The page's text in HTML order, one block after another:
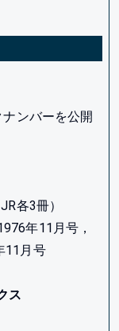
ンバーを公開
各3冊）
年11月号，
11月号
ス